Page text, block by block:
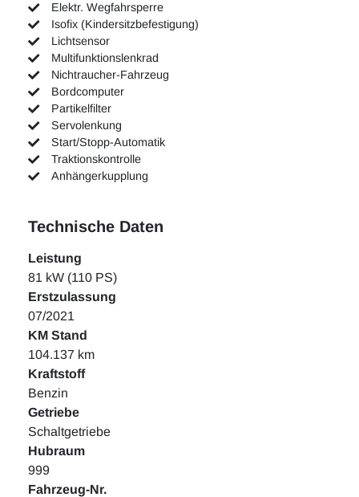
Elektr. Wegfahrsperre
Isofix (Kindersitzbefestigung)
Lichtsensor
Multifunktionslenkrad
Nichtraucher-Fahrzeug
Bordcomputer
Partikelfilter
Servolenkung
Start/Stopp-Automatik
Traktionskontrolle
Anhängerkupplung
Technische Daten
Leistung
81 kW (110 PS)
Erstzulassung
07/2021
KM Stand
104.137 km
Kraftstoff
Benzin
Getriebe
Schaltgetriebe
Hubraum
999
Fahrzeug-Nr.